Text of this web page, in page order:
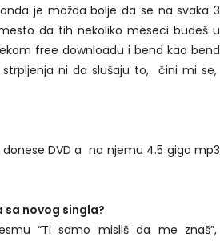
je možda bolje da se na svaka 3
da tih nekoliko meseci budeš u
free downloadu i bend kao bend
ni da slušaju to, čini mi se,
DVD a na njemu 4.5 giga mp3
sa novog singla?
“Ti samo misliš da me znaš”,